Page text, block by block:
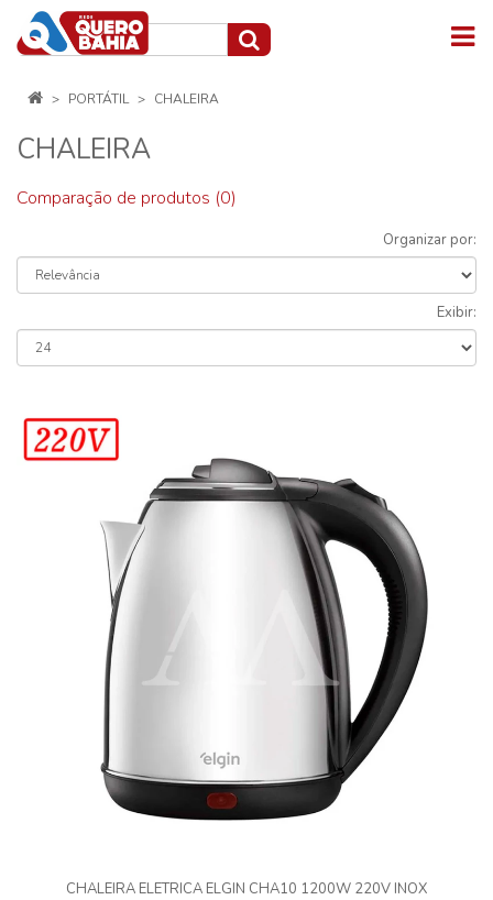
PORTÁTIL CHALEIRA
CHALEIRA
Comparação de produtos (0)
Organizar por:
Exibir:
CHALEIRA ELETRICA ELGIN CHA10 1200W 220V INOX